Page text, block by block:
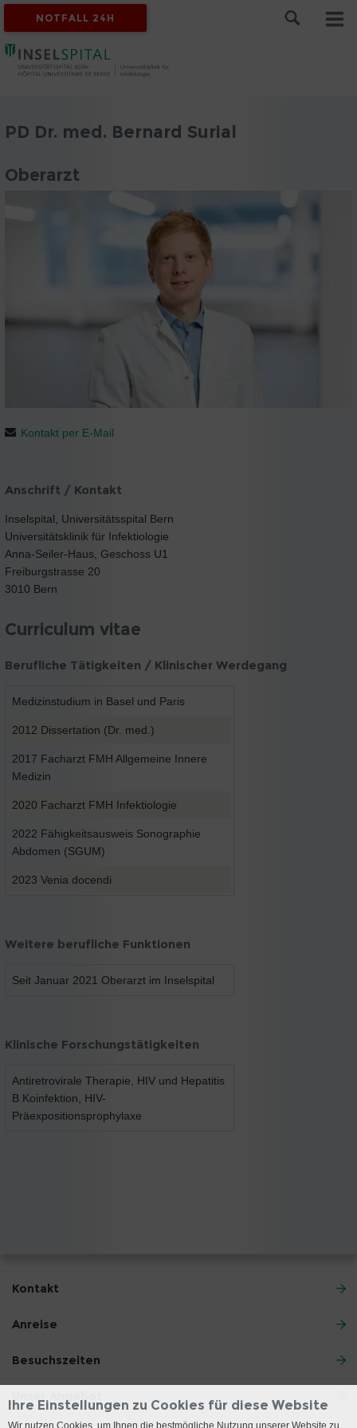
NOTFALL 24H
PD Dr. med. Bernard Surial
Oberarzt
Kontakt per E-Mail
Anschrift / Kontakt
Inselspital, Universitätsspital Bern
Universitätsklinik für Infektiologie
Anna-Seiler-Haus, Geschoss U1
Freiburgstrasse 20
3010 Bern
Curriculum vitae
Berufliche Tätigkeiten / Klinischer Werdegang
Medizinstudium in Basel und Paris
2012 Dissertation (Dr. med.)
2017 Facharzt FMH Allgemeine Innere
Medizin
2020 Facharzt FMH Infektiologie
2022 Fähigkeitsausweis Sonographie
Abdomen (SGUM)
2023 Venia docendi
Weitere berufliche Funktionen
Seit Januar 2021 Oberarzt im Inselspital
Klinische Forschungstätigkeiten
Antiretrovirale Therapie, HIV und Hepatitis
B Koinfektion, HIV-
Präexpositionsprophylaxe
Kontakt
Anreise
Besuchszeiten
Ihre Einstellungen zu Cookies für diese Website
Wir nutzen Cookies, um Ihnen die bestmögliche Nutzung unserer Website zu